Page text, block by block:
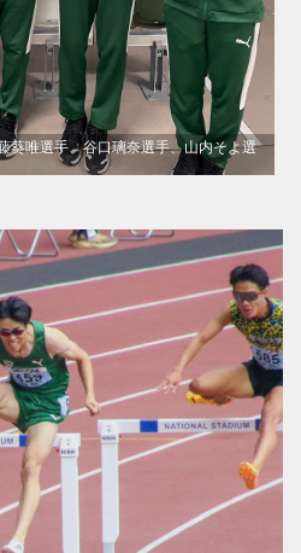
葵唯選手、谷口璃奈選手、山内そよ選